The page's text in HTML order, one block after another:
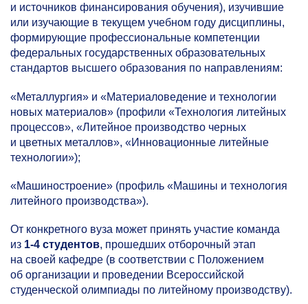
и источников финансирования обучения), изучившие
или изучающие в текущем учебном году дисциплины,
формирующие профессиональные компетенции
федеральных государственных образовательных
стандартов высшего образования по направлениям:
«Металлургия» и «Материаловедение и технологии
новых материалов» (профили «Технология литейных
процессов», «Литейное производство черных
и цветных металлов», «Инновационные литейные
технологии»);
«Машиностроение» (профиль «Машины и технология
литейного производства»).
От конкретного вуза может принять участие команда
из 1-4 студентов, прошедших отборочный этап
на своей кафедре (в соответствии с Положением
об организации и проведении Всероссийской
студенческой олимпиады по литейному производству).